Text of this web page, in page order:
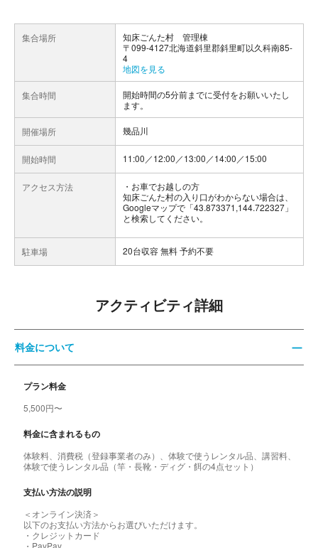
集合場所
知床ごんた村 管理棟
〒099-4127北海道斜里郡斜里町以久科南85-
4
地図を見る
集合時間
開始時間の5分前までに受付をお願いいたし
ます。
開催場所 幾品川
開始時間 11:00／12:00／13:00／14:00／15:00
アクセス方法
お車でお越しの方
知床ごんた村の入り口がわからない場合は、
Googleマップで「43.873371,144.722327」
と検索してください。
駐車場 20台収容 無料 予約不要
アクティビティ詳細
料金について
プラン料金
5,500円〜
料金に含まれるもの
体験料、消費税（登録事業者のみ）、体験で使うレンタル品、講習料、
体験で使うレンタル品（竿・長靴・ディグ・餌の4点セット）
支払い方法の説明
＜オンライン決済＞
以下のお支払い方法からお選びいただけます。
・クレジットカード
・PayPay